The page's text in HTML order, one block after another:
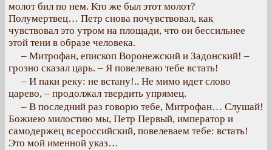
молот бил по нем. Кто же был этот молот?
Полумертвец… Петр снова почувствовал, как
чувствовал это утром на площади, что он бессильнее
этой тени в образе человека.
– Митрофан, епископ Воронежский и Задонский! –
грозно сказал царь. – Я повелеваю тебе встать!
– И паки реку: не встану!.. Не мимо идет слово
царево, – продолжал твердить упрямец.
– В последний раз говорю тебе, Митрофан… Слушай!
Божиею милостию мы, Петр Первый, император и
самодержец всероссийский, повелеваем тебе: встать!
Это мой именной указ…